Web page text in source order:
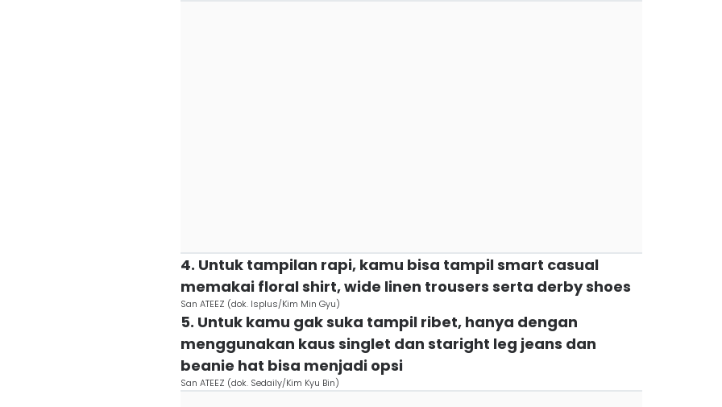
4. Untuk tampilan rapi, kamu bisa tampil smart casual
memakai floral shirt, wide linen trousers serta derby shoes
San ATEEZ (dok. Isplus/Kim Min Gyu)
5. Untuk kamu gak suka tampil ribet, hanya dengan
menggunakan kaus singlet dan staright leg jeans dan
beanie hat bisa menjadi opsi
San ATEEZ (dok. Sedaily/Kim Kyu Bin)